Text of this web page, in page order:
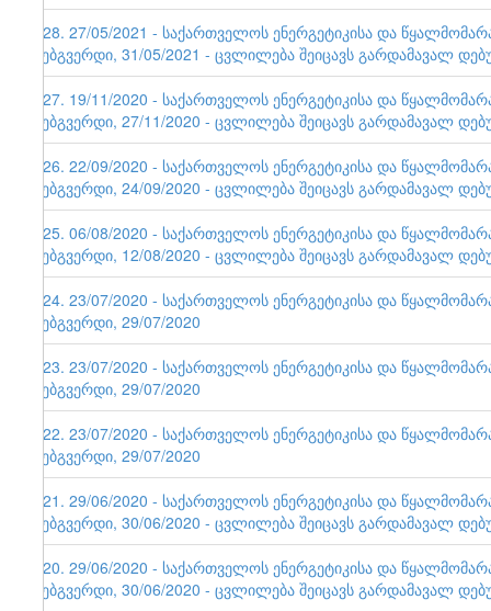
128. 27/05/2021 - საქართველოს ენერგეტიკისა და
ვებგვერდი, 31/05/2021 - ცვლილება შეიცავს გარდამავალ
127. 19/11/2020 - საქართველოს ენერგეტიკისა და
ვებგვერდი, 27/11/2020 - ცვლილება შეიცავს გარდამავალ
126. 22/09/2020 - საქართველოს ენერგეტიკისა და
ვებგვერდი, 24/09/2020 - ცვლილება შეიცავს გარდამავალ
125. 06/08/2020 - საქართველოს ენერგეტიკისა და
ვებგვერდი, 12/08/2020 - ცვლილება შეიცავს გარდამავალ
124. 23/07/2020 - საქართველოს ენერგეტიკისა და
ვებგვერდი, 29/07/2020
123. 23/07/2020 - საქართველოს ენერგეტიკისა და
ვებგვერდი, 29/07/2020
122. 23/07/2020 - საქართველოს ენერგეტიკისა და
ვებგვერდი, 29/07/2020
121. 29/06/2020 - საქართველოს ენერგეტიკისა და
ვებგვერდი, 30/06/2020 - ცვლილება შეიცავს გარდამავალ
120. 29/06/2020 - საქართველოს ენერგეტიკისა და
ვებგვერდი, 30/06/2020 - ცვლილება შეიცავს გარდამავალ